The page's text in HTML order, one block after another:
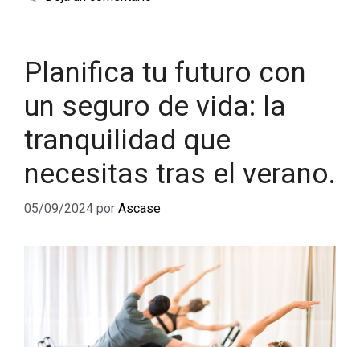
Planifica tu futuro con
un seguro de vida: la
tranquilidad que
necesitas tras el verano.
05/09/2024 por Ascase